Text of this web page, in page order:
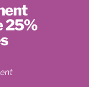
25%